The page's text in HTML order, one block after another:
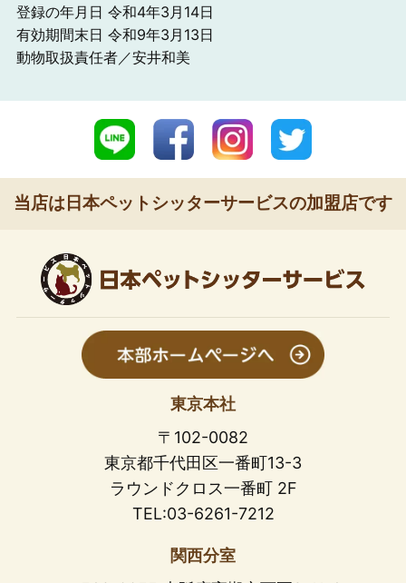
登録の年月日 令和4年3月14日
有効期間末日 令和9年3月13日
動物取扱責任者／安井和美
当店は日本ペットシッターサービスの加盟店です
東京本社
〒102-0082
東京都千代田区一番町13-3
ラウンドクロス一番町 2F
TEL:03-6261-7212
関西分室